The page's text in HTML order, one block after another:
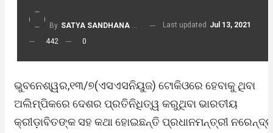
By SATYA SANDHANA DESK Last updated Jul 13, 2021
442
0
ଭୁବନେଶ୍ୱର,୧୩/୭(ଏସଏସନିୟୁଜ) ଟୋକିଓରେ ହେବାକୁ ଥିବା
ଅଲିମ୍ପିକରେ ଦେଶର ପ୍ରତିନିଧିତ୍ୱ କରୁଥିବା ଭାରତୀୟ
କ୍ରୀଡ଼ାବିତଙ୍କ ସହ କଥା ହୋଇଛନ୍ତି ପ୍ରଧାନମନ୍ତ୍ରୀ